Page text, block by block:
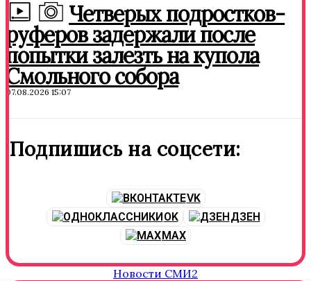
Четверых подростков-
руферов задержали после
попытки залезть на купола
Смольного собора
07.08.2026 15:07
Подпишись на соцсети:
VK
OK
ДЗЕН
MAX
Новости СМИ2